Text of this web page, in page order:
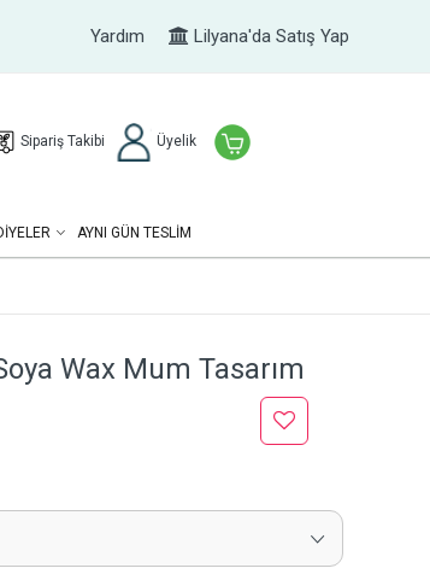
Yardım Lilyana'da Satış Yap
Sipariş Takibi Üyelik
AYNI GÜN TESLİM
Wax Mum Tasarım